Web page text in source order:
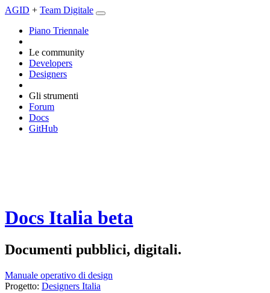
AGID + Team Digitale
Piano Triennale
Le community
Developers
Designers
Gli strumenti
Forum
Docs
GitHub
Docs Italia beta
Documenti pubblici, digitali.
Manuale operativo di design
Progetto: Designers Italia